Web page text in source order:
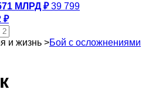
МЛРД ₽ 39 799
₽
и жизнь >Бой с осложнениями